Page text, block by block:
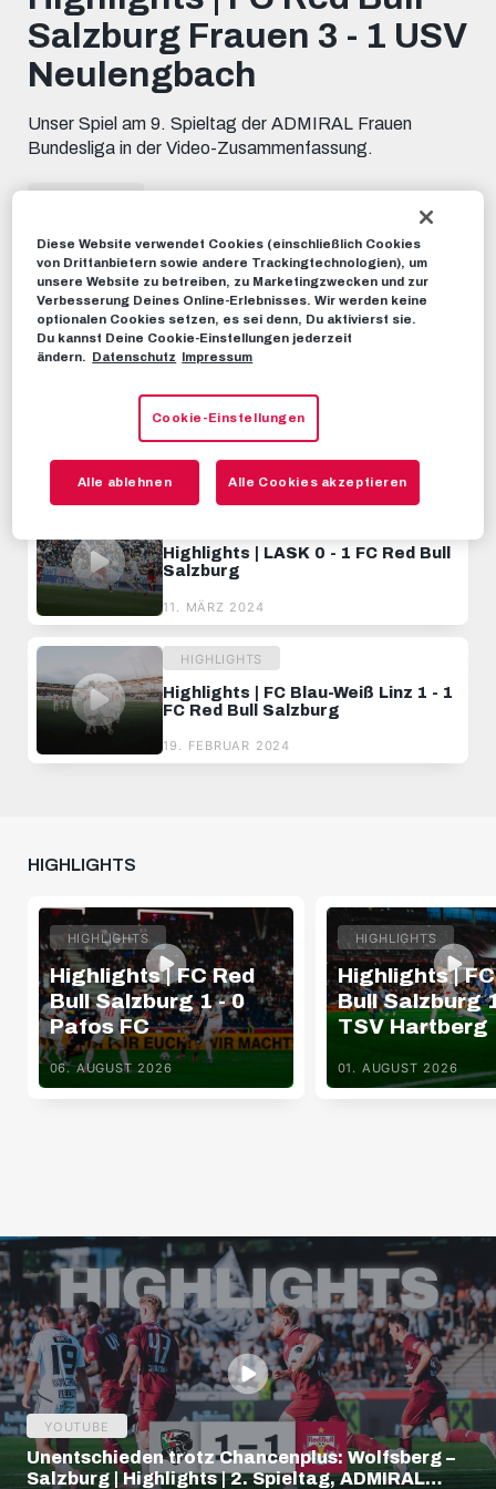
minutes,
31
seconds
Salzburg Frauen 3 - 1 USV
Neulengbach
Unser Spiel am 9. Spieltag der ADMIRAL Frauen
Bundesliga in der Video-Zusammenfassung.
Dieses Video teilen:
Tweet
EMPFOHLENE VIDEOS
Highlights | LASK 0 - 1 FC Red Bull
14. MAI 2023
Highlights | LASK 0 - 1 FC Red Bull
Salzburg
11. MÄRZ 2024
HIGHLIGHTS
Highlights | FC Blau-Weiß Linz 1 - 1
FC Red Bull Salzburg
19. FEBRUAR 2024
HIGHLIGHTS
HIGHLIGHTS
Highlights | FC Red
Bull Salzburg 1 - 0
Pafos FC
06. AUGUST 2026
HIGHLIGHTS
Highlights |
Bull Salzburg
TSV Hartberg
01. AUGUST 2026
YOUTUBE
Unentschieden trotz Chancenplus: Wolfsberg –
Salzburg | Highlights | 2. Spieltag, ADMIRAL
Diese Website verwendet Cookies (einschließlich Cookies
von Drittanbietern sowie andere Trackingtechnologien), um
unsere Website zu betreiben, zu Marketingzwecken und zur
Verbesserung Deines Online-Erlebnisses. Wir werden keine
optionalen Cookies setzen, es sei denn, Du aktivierst sie.
Du kannst Deine Cookie-Einstellungen jederzeit
ändern. Datenschutz Impressum
Cookie-Einstellungen
Alle ablehnen Alle Cookies akzeptieren